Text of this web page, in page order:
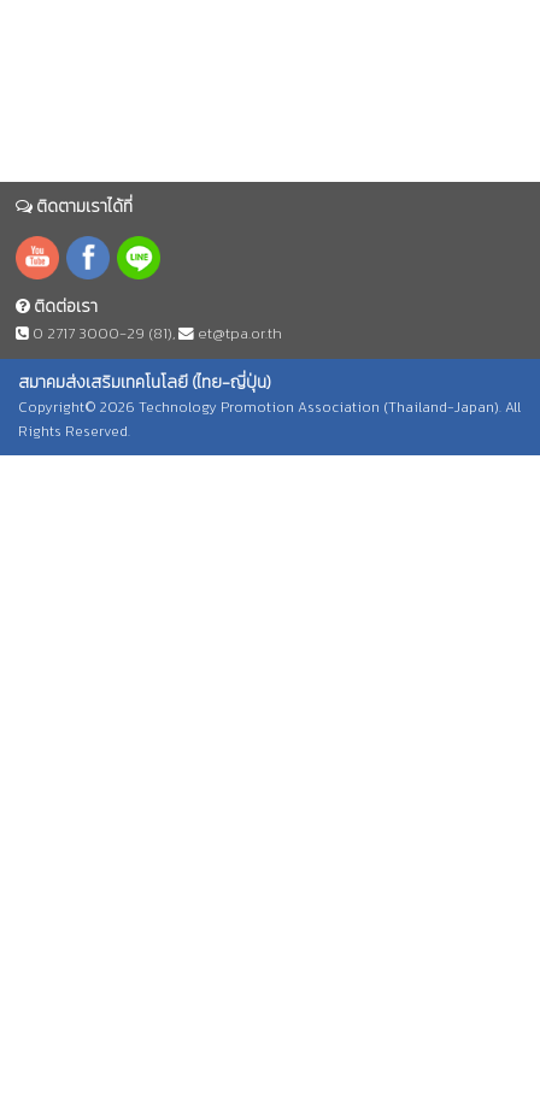
ติดตามเราได้ที่
ติดต่อเรา
0 2717 3000-29 (81), et@tpa.or.th
สมาคมส่งเสริมเทคโนโลยี (ไทย-ญี่ปุ่น)
Copyright© 2026 Technology Promotion Association (Thailand-Japan). All
Rights Reserved.